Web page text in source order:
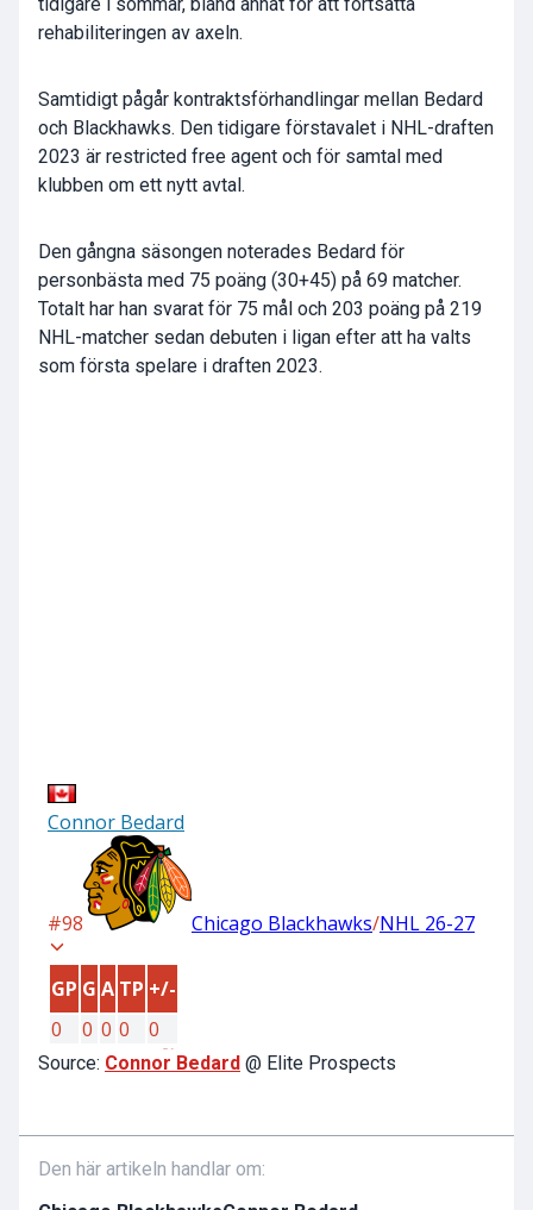
tidigare i sommar, bland annat för att fortsätta
rehabiliteringen av axeln.
Samtidigt pågår kontraktsförhandlingar mellan Bedard
och Blackhawks. Den tidigare förstavalet i NHL-draften
2023 är restricted free agent och för samtal med
klubben om ett nytt avtal.
Den gångna säsongen noterades Bedard för
personbästa med 75 poäng (30+45) på 69 matcher.
Totalt har han svarat för 75 mål och 203 poäng på 219
NHL-matcher sedan debuten i ligan efter att ha valts
som första spelare i draften 2023.
Source: Connor Bedard @ Elite Prospects
Den här artikeln handlar om: